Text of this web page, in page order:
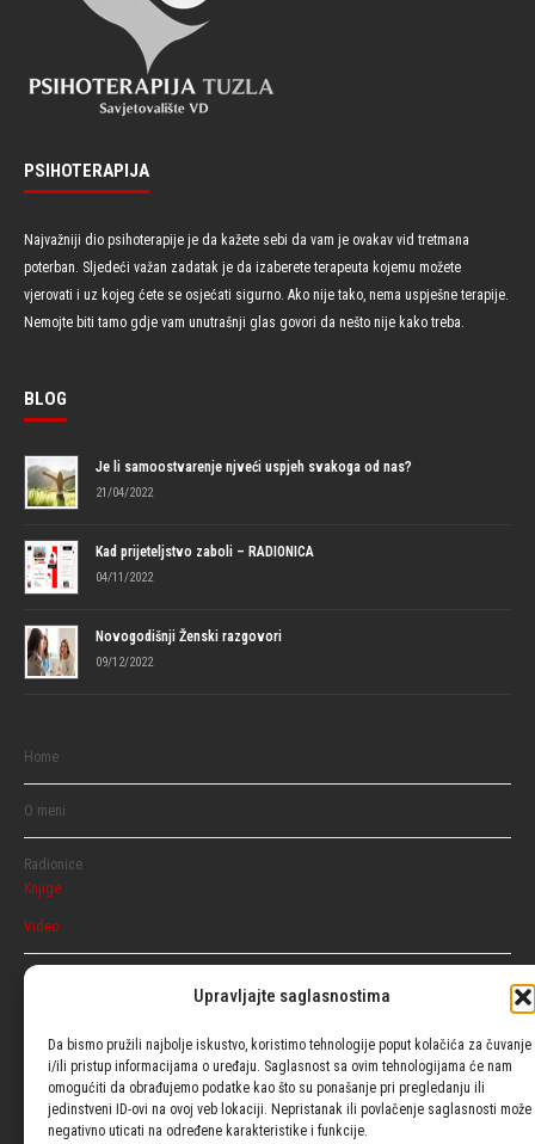
Upravljajte saglasnostima
Da bismo pružili najbolje iskustvo, koristimo tehnologije poput kolačića za čuvanje
i/ili pristup informacijama o uređaju. Saglasnost sa ovim tehnologijama će nam
omogućiti da obrađujemo podatke kao što su ponašanje pri pregledanju ili
jedinstveni ID-ovi na ovoj veb lokaciji. Nepristanak ili povlačenje saglasnosti može
negativno uticati na određene karakteristike i funkcije.
PSIHOTERAPIJA
Najvažniji dio psihoterapije je da kažete sebi da vam je ovakav vid tretmana
poterban. Sljedeći važan zadatak je da izaberete terapeuta kojemu možete
vjerovati i uz kojeg ćete se osjećati sigurno. Ako nije tako, nema uspješne terapije.
Nemojte biti tamo gdje vam unutrašnji glas govori da nešto nije kako treba.
BLOG
Je li samoostvarenje njveći uspjeh svakoga od nas?
21/04/2022
Kad prijeteljstvo zaboli – RADIONICA
04/11/2022
Novogodišnji Ženski razgovori
09/12/2022
Home
O meni
Radionice
Knjige
Video
Razgovaraj
Muški
Usluge